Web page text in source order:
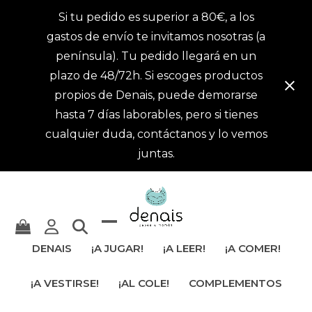
Si tu pedido es superior a 80€, a los
gastos de envío te invitamos nosotras (a
península). Tu pedido llegará en un
plazo de 48/72h. Si escoges productos
propios de Denais, puede demorarse
hasta 7 días laborables, pero si tienes
cualquier duda, contáctanos y lo vemos
juntas.
ocultar
móvil
DENAIS ¡A JUGAR! ¡A LEER! ¡A COMER!
¡A VESTIRSE! ¡AL COLE! COMPLEMENTOS